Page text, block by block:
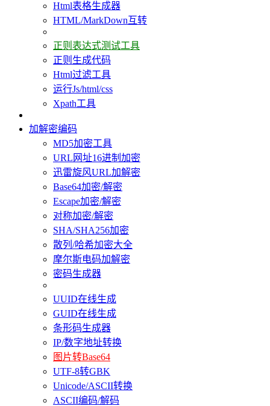
Html表格生成器
HTML/MarkDown互转
正则表达式测试工具
正则生成代码
Html过滤工具
运行Js/html/css
Xpath工具
加解密编码
MD5加密工具
URL网址16进制加密
迅雷旋风URL加解密
Base64加密/解密
Escape加密/解密
对称加密/解密
SHA/SHA256加密
散列/哈希加密大全
摩尔斯电码加解密
密码生成器
UUID在线生成
GUID在线生成
条形码生成器
IP/数字地址转换
图片转Base64
UTF-8转GBK
Unicode/ASCII转换
ASCII编码/解码